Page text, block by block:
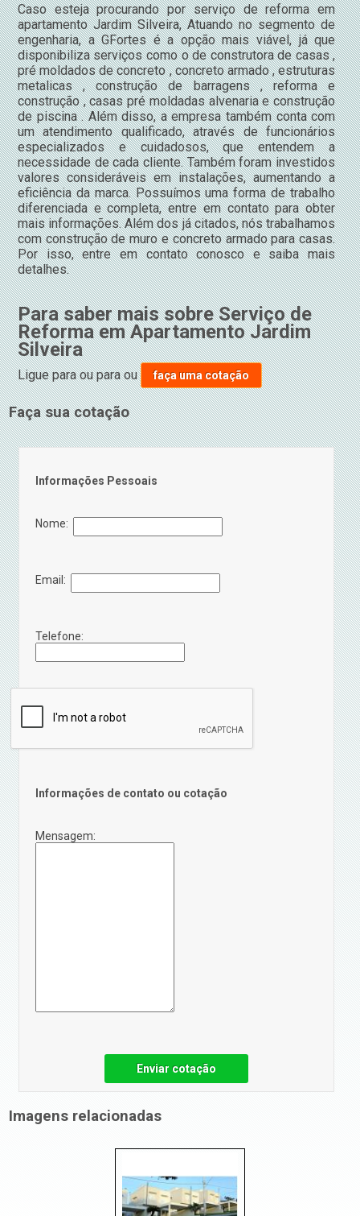
Caso esteja procurando por serviço de reforma em
apartamento Jardim Silveira, Atuando no segmento de
engenharia, a GFortes é a opção mais viável, já que
disponibiliza serviços como o de construtora de casas ,
pré moldados de concreto , concreto armado , estruturas
metalicas , construção de barragens , reforma e
construção , casas pré moldadas alvenaria e construção
de piscina . Além disso, a empresa também conta com
um atendimento qualificado, através de funcionários
especializados e cuidadosos, que entendem a
necessidade de cada cliente. Também foram investidos
valores consideráveis em instalações, aumentando a
eficiência da marca. Possuímos uma forma de trabalho
diferenciada e completa, entre em contato para obter
mais informações. Além dos já citados, nós trabalhamos
com construção de muro e concreto armado para casas.
Por isso, entre em contato conosco e saiba mais
detalhes.
Para saber mais sobre Serviço de
Reforma em Apartamento Jardim
Silveira
Ligue paraou paraou faça uma cotação
Faça sua cotação
Informações Pessoais
Nome:
Email:
Telefone:
Informações de contato ou cotação
Mensagem:
Enviar cotação
Imagens relacionadas